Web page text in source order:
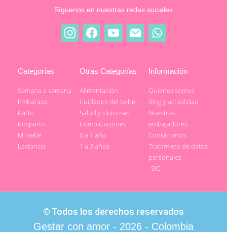
Síguenos en nuestras redes sociales
Categorías
Semana a semana
Embarazo
Parto
Posparto
Mi bebé
Lactancia
Otras Categorías
Alimentación
Cuidados del bebé
Salud y síntomas
Complicaciones
0 a 1 año
1 a 3 años
Información
Quienes somos
Blog y actualidad
Nuestros
embajadores
Contáctanos
Tratamieto de datos
personales
SIC
© Todos los derechos reservados
Gestar con amor - 2026 - Colombia